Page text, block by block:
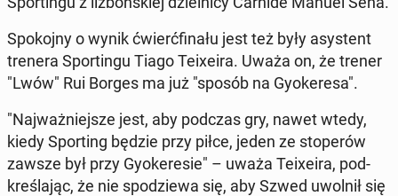
Spoko­jny o wynik ćwierć­fi­nału jest też były asys­tent
trenera Sportin­gu Tiago Teix­eira. Uważa on, że trener
"Lwów" Rui Borges ma już "sposób na Gyok­ere­sa".
"Na­jważniejsze jest, aby podczas gry, nawet wtedy,
kiedy Sport­ing będzie przy piłce, jeden ze stop­erów
zawsze był przy Gyok­ere­sie" – uważa Teix­eira, pod­
kreśla­jąc, że nie spodziewa się, aby Szwed uwolnił się